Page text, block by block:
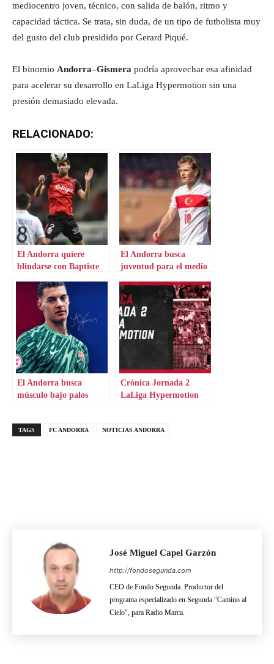
mediocentro joven, técnico, con salida de balón, ritmo y
capacidad táctica. Se trata, sin duda, de un tipo de futbolista muy
del gusto del club presidido por Gerard Piqué.
El binomio Andorra–Gismera podría aprovechar esa afinidad
para acelerar su desarrollo en LaLiga Hypermotion sin una
presión demasiado elevada.
RELACIONADO:
El Andorra quiere
blindarse con Baptiste
El Andorra busca
juventud para el medio
El Andorra busca
músculo bajo palos
Crónica Jornada 2
LaLiga Hypermotion
TAGS FC ANDORRA NOTICIAS ANDORRA
José Miguel Capel Garzón
http://fondosegunda.com
CEO de Fondo Segunda. Productor del
programa especializado en Segunda "Camino al
Cielo", para Radio Marca.